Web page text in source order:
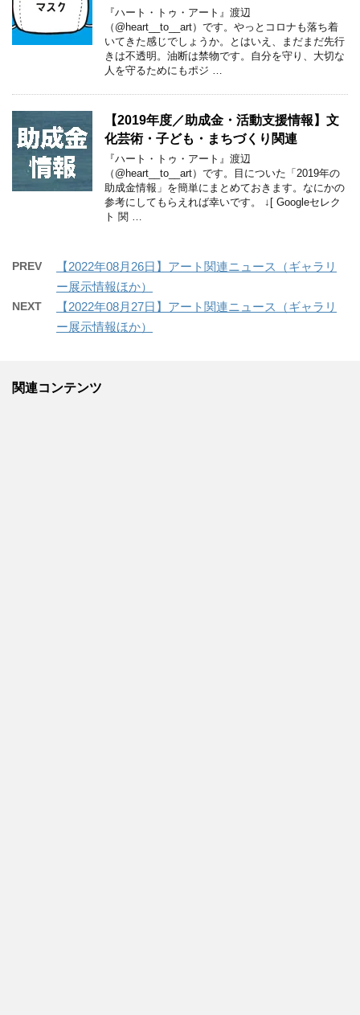
『ハート・トゥ・アート』渡辺
（@heart__to__art）です。やっとコロナも落ち着
いてきた感じでしょうか。とはいえ、まだまだ先行
きは不透明。油断は禁物です。自分を守り、大切な
人を守るためにもポジ …
【2019年度／助成金・活動支援情報】文
化芸術・子ども・まちづくり関連
『ハート・トゥ・アート』渡辺
（@heart__to__art）です。目についた「2019年の
助成金情報」を簡単にまとめておきます。なにかの
参考にしてもらえれば幸いです。 ↓[ Googleセレク
ト 関 …
PREV
【2022年08月26日】アート関連ニュース（ギャラリ
ー展示情報ほか）
NEXT
【2022年08月27日】アート関連ニュース（ギャラリ
ー展示情報ほか）
関連コンテンツ